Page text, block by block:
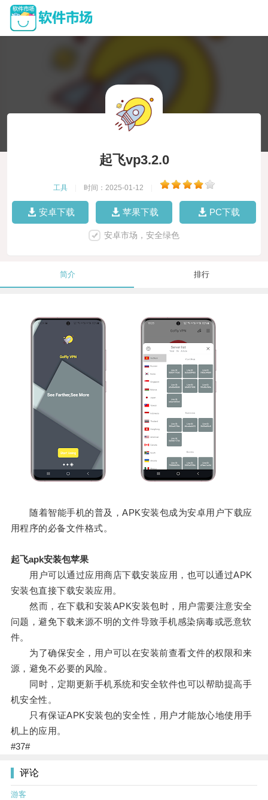
起飞vp3.2.0
工具 时间：2025-01-12
安卓下载 苹果下载 PC下载
安卓市场，安全绿色
简介 排行
随着智能手机的普及，APK安装包成为安卓用户下载应
用程序的必备文件格式。
起飞apk安装包苹果
用户可以通过应用商店下载安装应用，也可以通过APK
安装包直接下载安装应用。
然而，在下载和安装APK安装包时，用户需要注意安全
问题，避免下载来源不明的文件导致手机感染病毒或恶意软
件。
为了确保安全，用户可以在安装前查看文件的权限和来
源，避免不必要的风险。
同时，定期更新手机系统和安全软件也可以帮助提高手
机安全性。
只有保证APK安装包的安全性，用户才能放心地使用手
机上的应用。
#37#
评论
游客